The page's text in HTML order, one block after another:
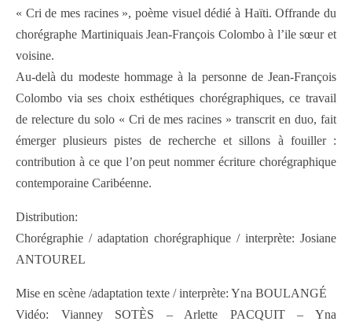
« Cri de mes racines », poème visuel dédié à Haïti. Offrande du
chorégraphe Martiniquais Jean-François Colombo à l’ile sœur et
voisine.
Au-delà du modeste hommage à la personne de Jean-François
Colombo via ses choix esthétiques chorégraphiques, ce travail
de relecture du solo « Cri de mes racines » transcrit en duo, fait
émerger plusieurs pistes de recherche et sillons à fouiller :
contribution à ce que l’on peut nommer écriture chorégraphique
contemporaine Caribéenne.
Distribution:
Chorégraphie / adaptation chorégraphique / interprète: Josiane
ANTOUREL
Mise en scène /adaptation texte / interprète: Yna BOULANGÉ
Vidéo: Vianney SOTÈS – Arlette PACQUIT – Yna